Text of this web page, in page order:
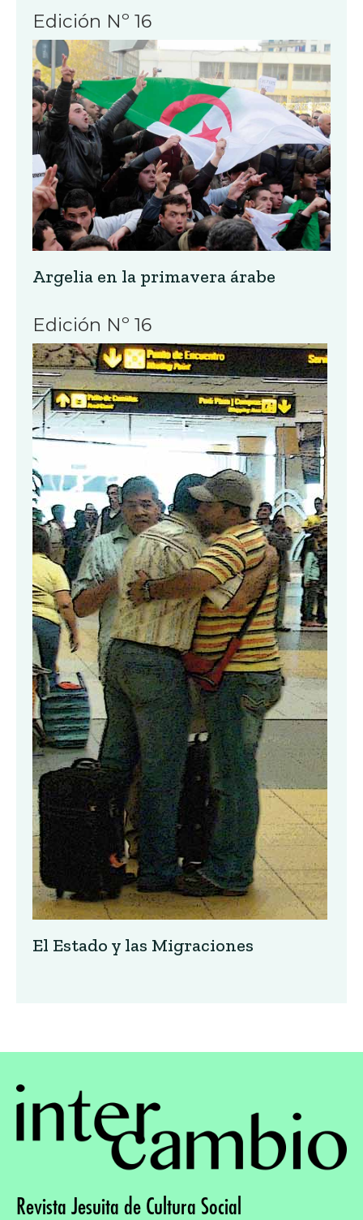
Edición Nº 16
Argelia en la primavera árabe
Edición Nº 16
El Estado y las Migraciones
Revista Jesuita de Cultura Social